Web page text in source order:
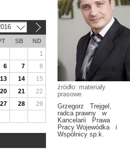
źródło: materiały
prasowe
Grzegorz Trejgel,
radca prawny w
Kancelarii Prawa
Pracy Wojewódka i
Wspólnicy sp.k.
SB
ND
1
6 7
8
13 14
15
20 21
22
27 28
29